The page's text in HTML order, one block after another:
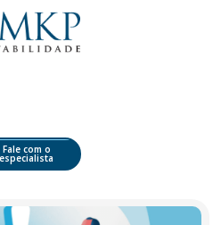
Fale com o
especialista